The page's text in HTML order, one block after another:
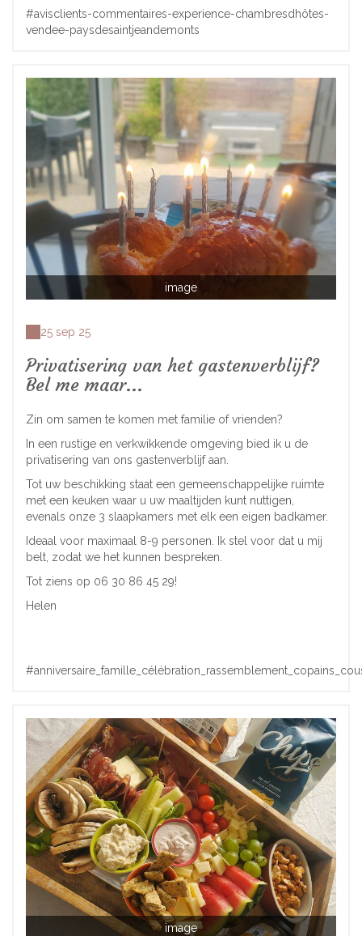
#avisclients-commentaires-experience-chambresdhôtes-
vendee-paysdesaintjeandemonts
image
25 sep 25
Privatisering van het gastenverblijf?
Bel me maar...
Zin om samen te komen met familie of vrienden?
In een rustige en verkwikkende omgeving bied ik u de
privatisering van ons gastenverblijf aan.
Tot uw beschikking staat een gemeenschappelijke ruimte
met een keuken waar u uw maaltijden kunt nuttigen,
evenals onze 3 slaapkamers met elk een eigen badkamer.
Ideaal voor maximaal 8-9 personen. Ik stel voor dat u mij
belt, zodat we het kunnen bespreken.
Tot ziens op 06 30 86 45 29!
Helen
image